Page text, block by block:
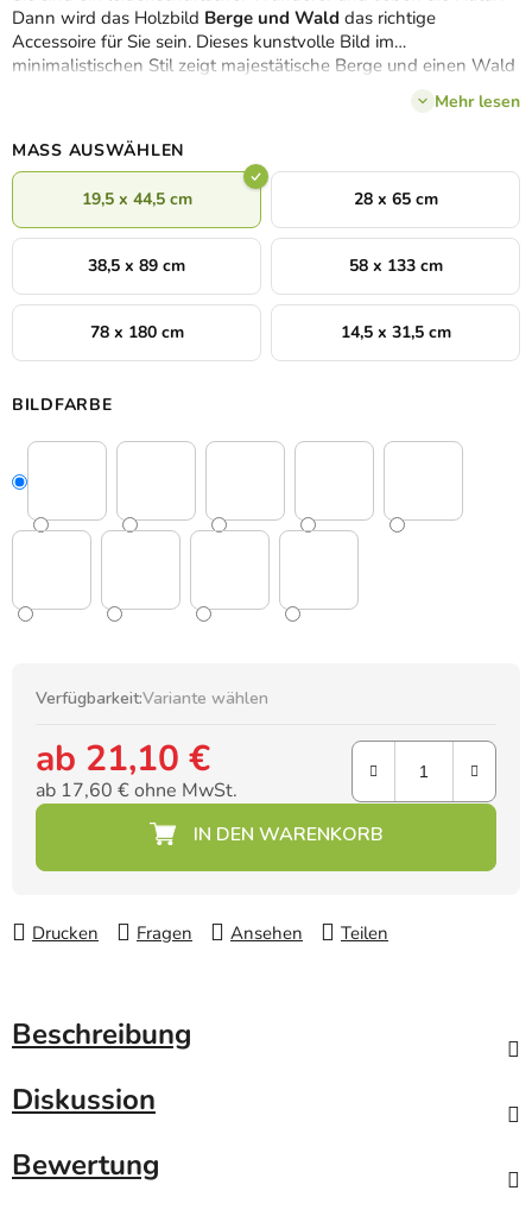
Dann wird das Holzbild Berge und Wald das richtige
Accessoire für Sie sein. Dieses kunstvolle Bild im
minimalistischen Stil zeigt majestätische Berge und einen Wald
vor ihnen. Das Bild ist aus hochwertigem, widerstandsfähigem
Sie können aus verschiedenen Dekoren und
Größen wählen.
Mehr lesen
MASS AUSWÄHLEN
19,5 x 44,5 cm 28 x 65 cm
38,5 x 89 cm 58 x 133 cm
78 x 180 cm 14,5 x 31,5 cm
BILDFARBE
Verfügbarkeit:Variante wählen
ab 21,10 €
ab 17,60 €ohne MwSt.
Drucken Fragen Ansehen Teilen
Beschreibung
Diskussion
Bewertung